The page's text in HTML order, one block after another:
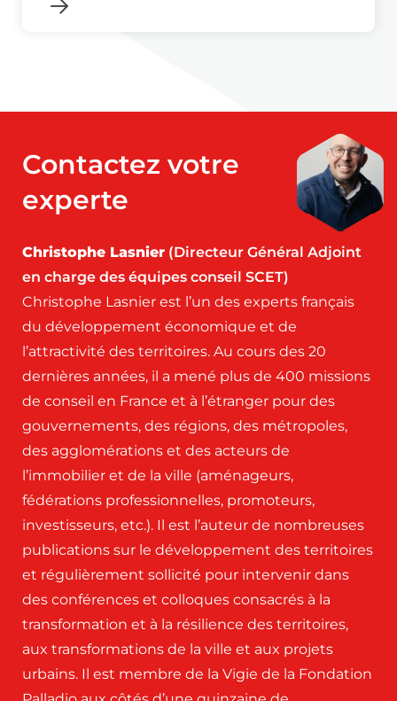
Contactez votre
experte
Christophe Lasnier (Directeur Général Adjoint
en charge des équipes conseil SCET)
Christophe Lasnier est l’un des experts français
du développement économique et de
l’attractivité des territoires. Au cours des 20
dernières années, il a mené plus de 400 missions
de conseil en France et à l’étranger pour des
gouvernements, des régions, des métropoles,
des agglomérations et des acteurs de
l’immobilier et de la ville (aménageurs,
fédérations professionnelles, promoteurs,
investisseurs, etc.). Il est l’auteur de nombreuses
publications sur le développement des territoires
et régulièrement sollicité pour intervenir dans
des conférences et colloques consacrés à la
transformation et à la résilience des territoires,
aux transformations de la ville et aux projets
urbains. Il est membre de la Vigie de la Fondation